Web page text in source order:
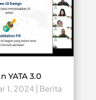
YATA 3.0
1, 2024| Berita